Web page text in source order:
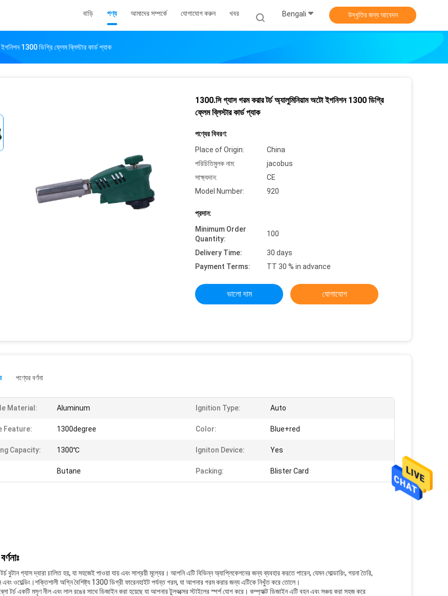
বাড়ি পণ্য আমাদের সম্পর্কে যোগাযোগ করুন খবর Bengali উদ্ধৃতির জন্য আবেদন
1300 ডিগ্রি ফ্লেম ব্লিস্টার কার্ড প্যাক
1300.সি গ্যাস গরম করার টর্চ অ্যালুমিনিয়াম অটো ইগনিশন 1300 ডিগ্রি
ফ্লেম ব্লিস্টার কার্ড প্যাক
পণ্যের বিবরণ:
Place of Origin:
China
পরিচিতিমুলক নাম:
jacobus
সাক্ষ্যদান:
CE
Model Number:
920
প্রদান:
Minimum Order
Quantity:
100
Delivery Time:
30 days
Payment Terms:
TT 30 % in advance
ভালো দাম যোগাযোগ
পণ্যের বর্ণনা
Material: Aluminum Ignition Type: Auto
Feature: 1300degree Color: Blue+red
Capacity: 1300℃ Igniton Device: Yes
Butane Packing: Blister Card
বুটান গ্যাস দ্বারা চালিত হয়, যা সহজেই পাওয়া যায় এবং সাশ্রয়ী মূল্যের। আপনি এটি বিভিন্ন অ্যাপ্লিকেশনের জন্য ব্যবহার করতে পারেন, যেমন সোল্ডারিং, গয়না তৈরি,
এবং ওয়েল্ডিং।শক্তিশালী অগ্নি বৈশিষ্ট্য 1300 ডিগ্রী ফারেনহাইট পর্যন্ত গরম, যা আপনার গরম করার জন্য এটিকে নিখুঁত করে তোলে।
টর্চ একটি মসৃণ নীল এবং লাল রঙের সাথে ডিজাইন করা হয়েছে যা আপনার টুলবক্সের স্টাইলের স্পর্শ যোগ করে। কম্প্যাক্ট ডিজাইন এটি বহন এবং সঞ্চয় করা সহজ করে